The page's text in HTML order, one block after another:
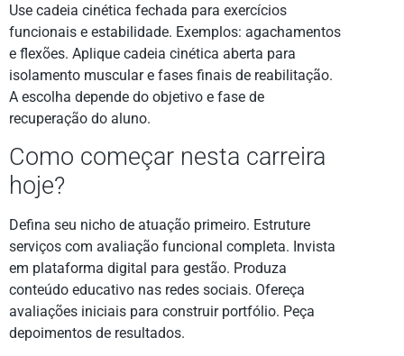
Use cadeia cinética fechada para exercícios
funcionais e estabilidade. Exemplos: agachamentos
e flexões. Aplique cadeia cinética aberta para
isolamento muscular e fases finais de reabilitação.
A escolha depende do objetivo e fase de
recuperação do aluno.
Como começar nesta carreira
hoje?
Defina seu nicho de atuação primeiro. Estruture
serviços com avaliação funcional completa. Invista
em plataforma digital para gestão. Produza
conteúdo educativo nas redes sociais. Ofereça
avaliações iniciais para construir portfólio. Peça
depoimentos de resultados.